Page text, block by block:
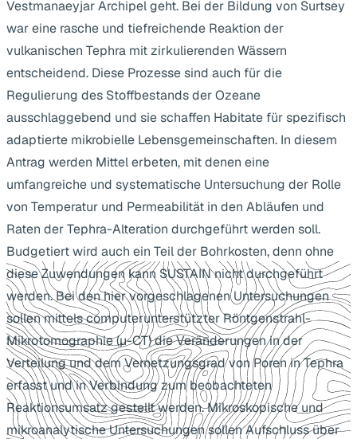
Vestmanaeyjar Archipel geht. Bei der Bildung von Surtsey
war eine rasche und tiefreichende Reaktion der
vulkanischen Tephra mit zirkulierenden Wässern
entscheidend. Diese Prozesse sind auch für die
Regulierung des Stoffbestands der Ozeane
ausschlaggebend und sie schaffen Habitate für spezifisch
adaptierte mikrobielle Lebensgemeinschaften. In diesem
Antrag werden Mittel erbeten, mit denen eine
umfangreiche und systematische Untersuchung der Rolle
von Temperatur und Permeabilität in den Abläufen und
Raten der Tephra-Alteration durchgeführt werden soll.
Budgetiert wird auch ein Teil der Bohrkosten, denn ohne
diese Zuwendungen kann SUSTAIN nicht durchgeführt
werden. Bei den hier vorgeschlagenen Untersuchungen
sollen mittels computerunterstützter Röntgenstrahl-
Mikrotomographie (µ-CT) die Veränderungen in der
Verteilung und dem Vernetzungsgrad von Poren in Tephra
erfasst und in Verbindung zum beobachteten
Reaktionsumsatz gestellt werden. Mikroskopische und
mikroanalytische Untersuchungen sollen Aufschluss über